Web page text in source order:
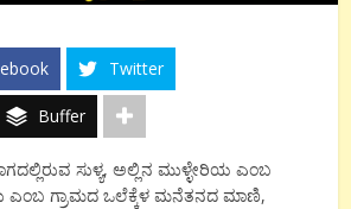
Twitter
Buffer
ಸುಳ್ಯ, ಅಲ್ಲಿನ ಮುಳ್ಳೇರಿಯ ಎಂಬ
ಗ್ರಾಮದ ಒಲೆಕ್ಕೆಳ ಮನೆತನದ ಮಾಣಿ,